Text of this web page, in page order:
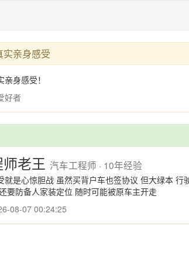
实亲身感受
身感受！
好者
老王 汽车工程师 · 10年经验
就是心惊胆战 虽然买背户车也签协议 但大绿本
要防备人家装定位 随时可能被原车主开走
08-07 00:24:25